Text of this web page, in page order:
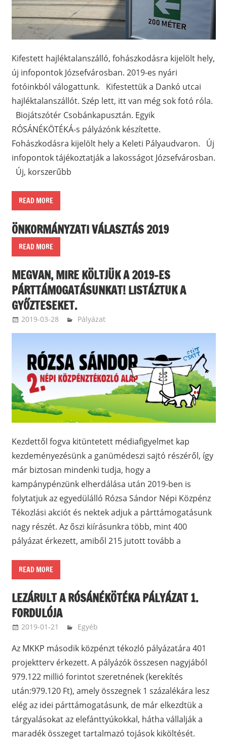
Kifestett hajléktalanszálló, fohászkodásra kijelölt hely,
új infopontok Józsefvárosban. 2019-es nyári
fotóinkból válogattunk. Kifestettük a Dankó utcai
hajléktalanszállót. Szép lett, itt van még sok fotó róla.
Biojátszótér Csobánkapusztán. Egyik
RÓSÁNÉKÖTÉKÁ-s pályázónk készítette.
Fohászkodásra kijelölt hely a Keleti Pályaudvaron. Új
infopontok tájékoztatják a lakosságot Józsefvárosban.
Új, korszerűbb
READ MORE
ÖNKORMÁNYZATI VÁLASZTÁS 2019
READ MORE
MEGVAN, MIRE KÖLTJÜK A 2019-ES
PÁRTTÁMOGATÁSUNKAT! LISTÁZTUK A
GYŐZTESEKET.
2019-03-28 ketfarkukutya
Pályázat
Kezdettől fogva kitüntetett médiafigyelmet kap
kezdeményezésünk a ganümédeszi sajtó részéről, így
már biztosan mindenki tudja, hogy a
kampánypénzünk elherdálása után 2019-ben is
folytatjuk az egyedülálló Rózsa Sándor Népi Közpénz
Tékozlási akciót és nektek adjuk a párttámogatásunk
nagy részét. Az őszi kiírásunkra több, mint 400
pályázat érkezett, amiből 215 jutott tovább a
READ MORE
LEZÁRULT A RÓSÁNÉKÖTÉKA PÁLYÁZAT 1.
FORDULÓJA
2019-01-21 ketfarkukutya
Egyéb
Az MKKP második közpénzt tékozló pályázatára 401
projektterv érkezett. A pályázók összesen nagyjából
979.122 millió forintot szeretnének (kerekítés
után:979.120 Ft), amely összegnek 1 százalékára lesz
elég az idei párttámogatásunk, de már elkezdtük a
tárgyalásokat az elefánttyúkokkal, hátha vállalják a
maradék összeget tartalmazó tojások kiköltését.